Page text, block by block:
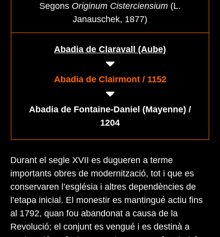
Segons Originum Cisterciensium (L.
Janauschek, 1877)
Abadia de Claravall (Aube)
Abadia de Clairmont / 1152
Abadia de Fontaine-Daniel (Mayenne) /
1204
Durant el segle XVII es dugueren a terme
importants obres de modernització, tot i que es
conservaren l’església i altres dependències de
l’etapa inicial. El monestir es mantingué actiu fins
al 1792, quan fou abandonat a causa de la
Revolució; el conjunt es vengué i es destinà a